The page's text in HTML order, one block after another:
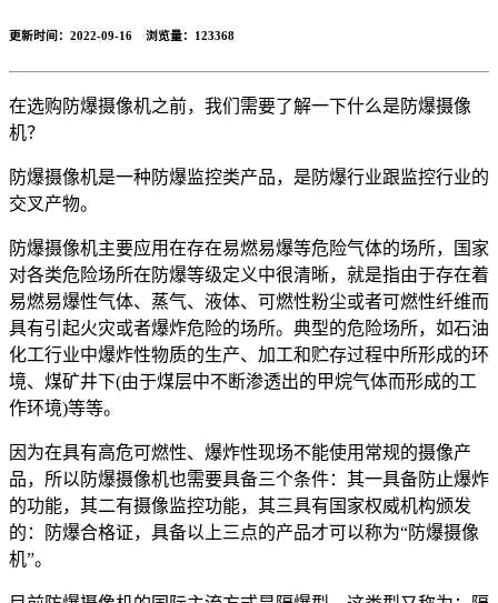
更新时间：2022-09-16 浏览量： 123368
在选购防爆摄像机之前，我们需要了解一下什么是防爆摄像
机？
防爆摄像机是一种防爆监控类产品，是防爆行业跟监控行业的
交叉产物。
防爆摄像机主要应用在存在易燃易爆等危险气体的场所，国家
对各类危险场所在防爆等级定义中很清晰，就是指由于存在着
易燃易爆性气体、蒸气、液体、可燃性粉尘或者可燃性纤维而
具有引起火灾或者爆炸危险的场所。典型的危险场所，如石油
化工行业中爆炸性物质的生产、加工和贮存过程中所形成的环
境、煤矿井下(由于煤层中不断渗透出的甲烷气体而形成的工
作环境)等等。
因为在具有高危可燃性、爆炸性现场不能使用常规的摄像产
品，所以防爆摄像机也需要具备三个条件：其一具备防止爆炸
的功能，其二有摄像监控功能，其三具有国家权威机构颁发
的：防爆合格证，具备以上三点的产品才可以称为“防爆摄像
机”。